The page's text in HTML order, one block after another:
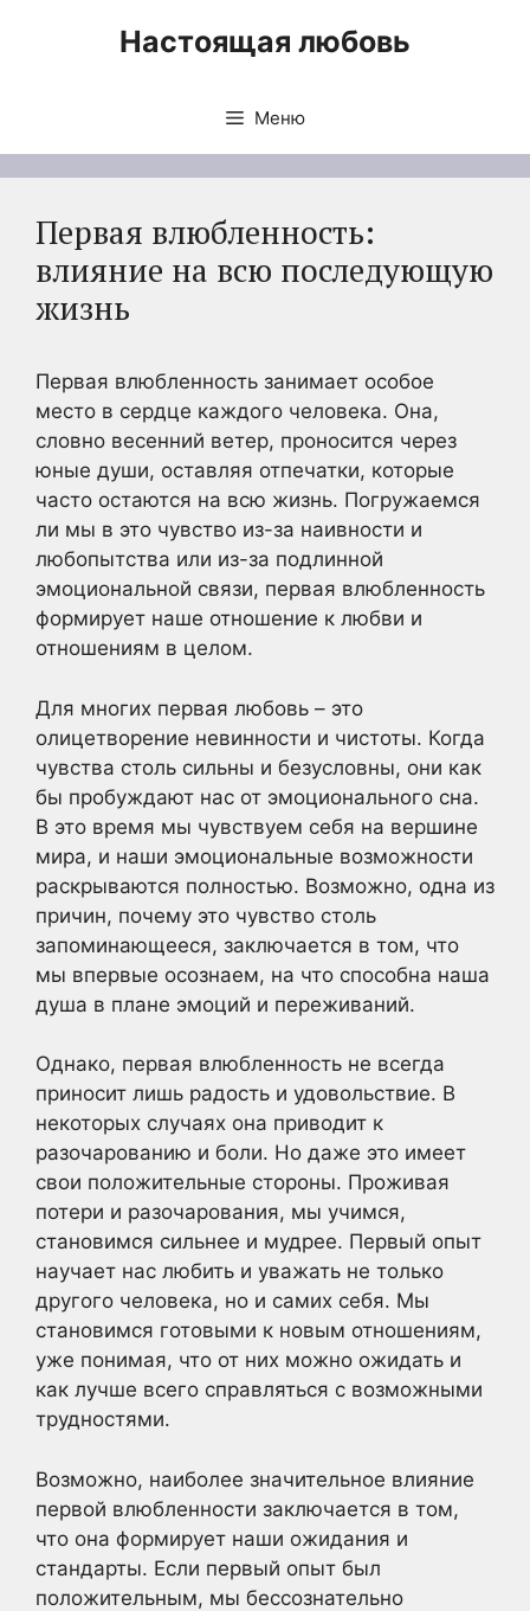
Настоящая любовь
Меню
Первая влюбленность:
влияние на всю последующую
жизнь
Первая влюбленность занимает особое
место в сердце каждого человека. Она,
словно весенний ветер, проносится через
юные души, оставляя отпечатки, которые
чаcто остаются на всю жизнь. Погружаемся
ли мы в это чувство из-за наивности и
любопытства или из-за подлинной
эмоциональной связи, первая влюбленность
формирует наше отношение к любви и
отношениям в целом.
Для многих первая любовь – это
олицетворение невинности и чистоты. Когда
чувства столь сильны и безусловны, они как
бы пробуждают нас от эмоционального сна.
В это время мы чувствуем себя на вершине
мира, и наши эмоциональные возможности
раскрываются полностью. Возможно, одна из
причин, почему это чувство столь
запоминающееся, заключается в том, что
мы впервые осознаем, на что способна наша
душа в плане эмоций и переживаний.
Однако, первая влюбленность не всегда
приносит лишь радость и удовольствие. В
некоторых случаях она приводит к
разочарованию и боли. Но даже это имеет
свои положительные стороны. Проживая
потери и разочарования, мы учимся,
становимся сильнее и мудрее. Первый опыт
научает нас любить и уважать не только
другого человека, но и самих себя. Мы
становимся готовыми к новым отношениям,
уже понимая, что от них можно ожидать и
как лучше всего справляться с возможными
трудностями.
Возможно, наиболее значительное влияние
первой влюбленности заключается в том,
что она формирует наши ожидания и
стандарты. Если первый опыт был
положительным, мы бессознательно